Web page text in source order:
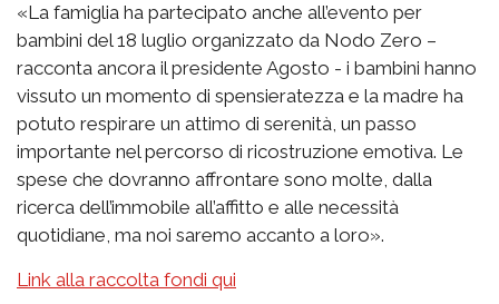
«La famiglia ha partecipato anche all’evento per
bambini del 18 luglio organizzato da Nodo Zero –
racconta ancora il presidente Agosto - i bambini hanno
vissuto un momento di spensieratezza e la madre ha
potuto respirare un attimo di serenità, un passo
importante nel percorso di ricostruzione emotiva. Le
spese che dovranno affrontare sono molte, dalla
ricerca dell’immobile all’affitto e alle necessità
quotidiane, ma noi saremo accanto a loro».
Link alla raccolta fondi qui